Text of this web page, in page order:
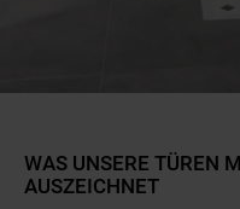
WAS UNSERE TÜREN
AUSZEICHNET